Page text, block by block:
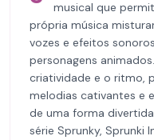
musical que
própria música
vozes e efeitos
personagens
criatividade e o ritmo,
melodias cativantes e
de uma forma
série Sprunky, Sprunki